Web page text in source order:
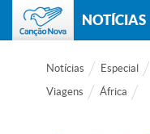
NOTÍCIAS
Notícias Especial
Viagens
África